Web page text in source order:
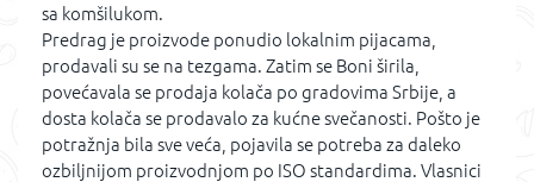
sa komšilukom.
Predrag je proizvode ponudio lokalnim pijacama,
prodavali su se na tezgama. Zatim se Boni širila,
povećavala se prodaja kolača po gradovima Srbije, a
dosta kolača se prodavalo za kućne svečanosti. Pošto je
potražnja bila sve veća, pojavila se potreba za daleko
ozbiljnijom proizvodnjom po ISO standardima. Vlasnici